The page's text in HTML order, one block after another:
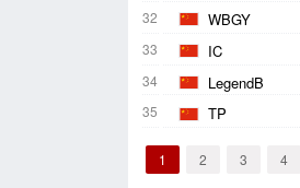
32
WBGY
33
IC
34
LegendB
35
TP
1 2 3 4